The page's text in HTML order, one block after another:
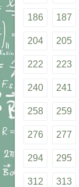
186 187
204 205
222 223
240 241
258 259
276 277
294 295
312 313